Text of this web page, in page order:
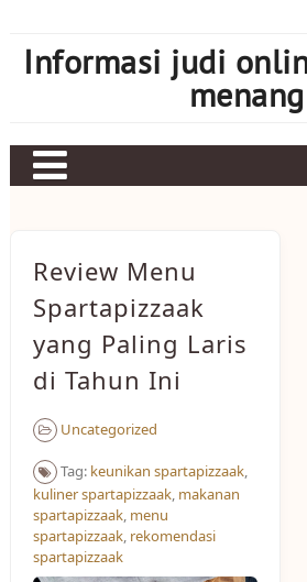
contentInformasi judi
menang
Review Menu
Spartapizzaak
yang Paling Laris
di Tahun Ini
Uncategorized
Tag: keunikan spartapizzaak,
kuliner spartapizzaak, makanan
spartapizzaak, menu
spartapizzaak, rekomendasi
spartapizzaak